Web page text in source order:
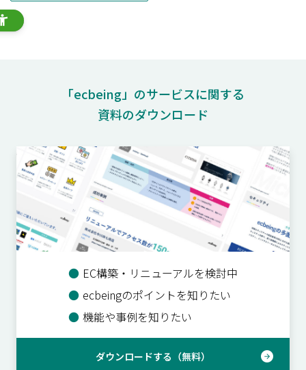
「ecbeing」のサービスに関する
資料のダウンロード
● EC構築・リニューアルを検討中
● ecbeingのポイントを知りたい
● 機能や事例を知りたい
ダウンロードする（無料）